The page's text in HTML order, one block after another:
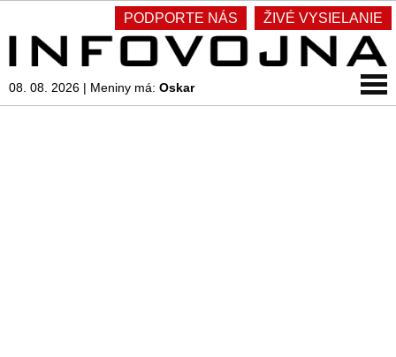
PODPORTE NÁS ŽIVÉ VYSIELANIE
08. 08. 2026 | Meniny má: Oskar